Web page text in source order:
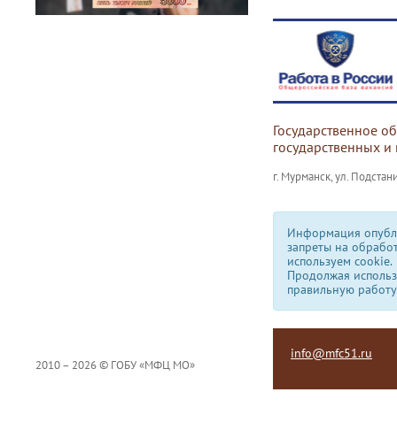
Государственное
государственных
г. Мурманск, ул.
Информация
запреты на
используем сookie.
Продолжая
правильную
2010 – 2026 © ГОБУ «МФЦ МО»
info@mfc51.ru